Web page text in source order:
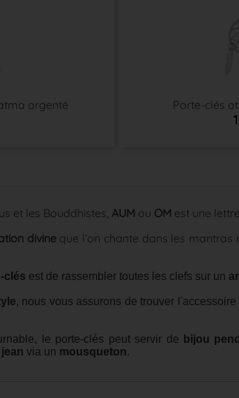
argenté Porte-clés
et les Bouddhistes, AUM ou OM est une
divineque l’on chante dans les mantras
clés est de rassembler toutes les clefs sur un
, nous vous assurons de trouver l'accessoire
le porte-clés peut servir de bijou
via un mousqueton.